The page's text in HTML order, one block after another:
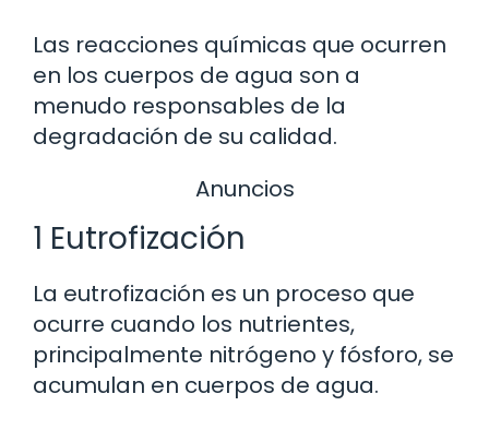
Las reacciones químicas que ocurren
en los cuerpos de agua son a
menudo responsables de la
degradación de su calidad.
Anuncios
1 Eutrofización
La eutrofización es un proceso que
ocurre cuando los nutrientes,
principalmente nitrógeno y fósforo, se
acumulan en cuerpos de agua.